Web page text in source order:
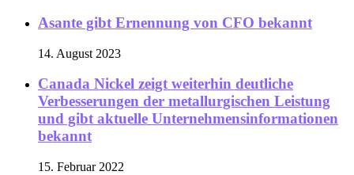
Asante gibt Ernennung von CFO bekannt
14. August 2023
Canada Nickel zeigt weiterhin deutliche
Verbesserungen der metallurgischen Leistung
und gibt aktuelle Unternehmensinformationen
bekannt
15. Februar 2022